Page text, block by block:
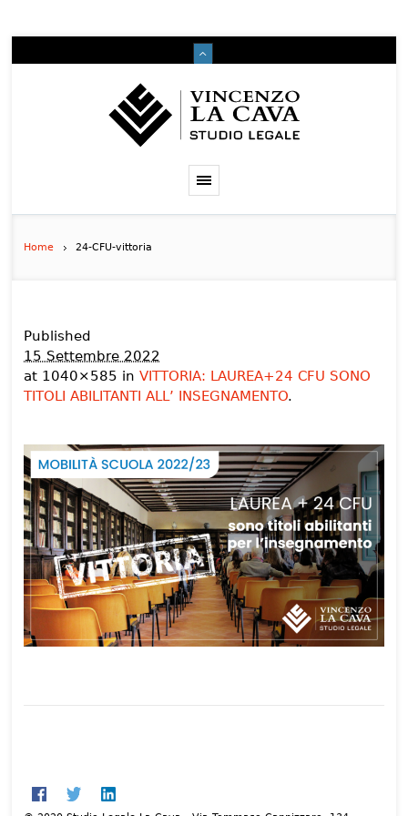
Home 24-CFU-vittoria
Published
15 Settembre 2022
at 1040×585 inVITTORIA: LAUREA+24 CFU SONO
TITOLI ABILITANTI ALL’ INSEGNAMENTO.